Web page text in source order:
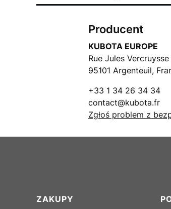
Producent
KUBOTA EUROPE
Rue Jules
95101 Argenteuil,
+33 1 34 26 34 34
contact@kubota.fr
Zgłoś problem z
Linki w stopce
ZAKUPY